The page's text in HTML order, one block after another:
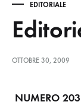
EDITORIALE
OTTOBRE 30, 2009
NUMERO 203